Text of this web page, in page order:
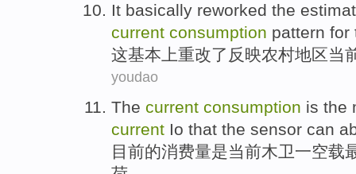
It basically reworked the
current consumption pattern for
这基本上重改了 反映农村地区当
youdao
The current consumption is the
current Io that the sensor can
目前的消费量是当前木卫一空载